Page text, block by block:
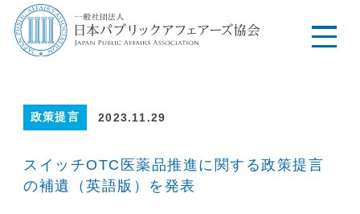
政策提言 2023.11.29
スイッチOTC医薬品推進に関する政策提言
の補遺（英語版）を発表